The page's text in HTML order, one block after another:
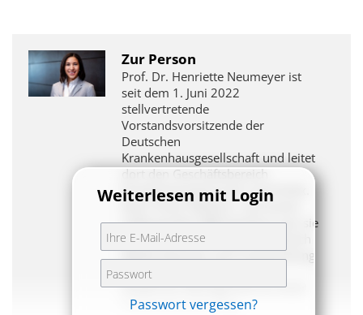
Zur Person
Prof. Dr. Henriette Neumeyer ist
seit dem 1. Juni 2022
stellvertretende
Vorstandsvorsitzende der
Deutschen
Krankenhausgesellschaft und leitet
dort den Geschäftsbereich
Krankenhauspersonal und Politik.
Nach ihrem Medizin- und einem
aufbauenden MBA-Studium war sie
als Beraterin vor allem im Bereich
Medizintechnik und IT-Entwicklung
sowie als Professorin für
Healthcare Management an einer
Fachhochschule tätig.
Weiterlesen mit Login
Passwort vergessen?